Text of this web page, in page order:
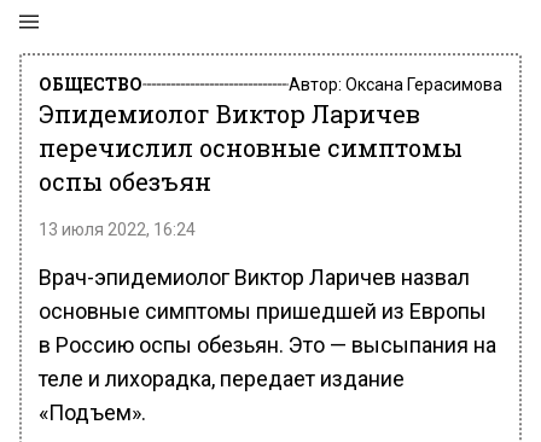
ОБЩЕСТВО Автор: Оксана Герасимова
Эпидемиолог Виктор Ларичев
перечислил основные симптомы
оспы обезъян
13 июля 2022, 16:24
Врач-эпидемиолог Виктор Ларичев назвал
основные симптомы пришедшей из Европы
в Россию оспы обезьян. Это — высыпания на
теле и лихорадка, передает издание
«Подъем».